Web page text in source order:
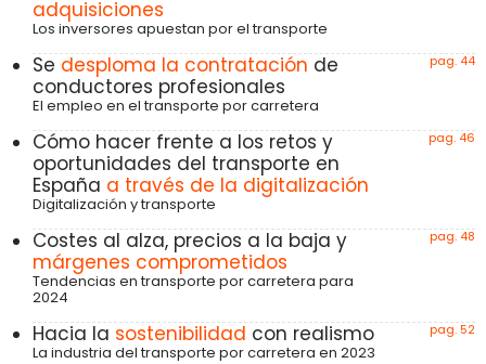
adquisiciones
Los inversores apuestan por el transporte
Se desploma la contratación de
conductores profesionales
El empleo en el transporte por carretera
pag. 44
Cómo hacer frente a los retos y
oportunidades del transporte en
España a través de la digitalización
Digitalización y transporte
pag. 46
Costes al alza, precios a la baja y
márgenes comprometidos
Tendencias en transporte por carretera para
2024
pag. 48
Hacia la sostenibilidad con realismo
La industria del transporte por carretera en 2023
pag. 52